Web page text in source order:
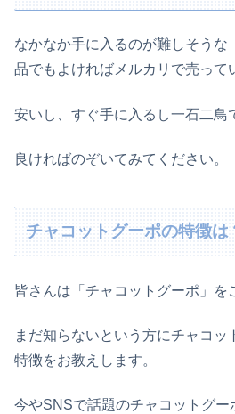
なかなか手に入るのが難しそうな
品でもよければメルカリで売って
安いし、すぐ手に入るし一石二鳥
良ければのぞいてみてください。
チャコットグーポの特徴は
皆さんは「チャコットグーポ」を
まだ知らないという方にチャコ
特徴をお教えします。
今やSNSで話題のチャコットグー